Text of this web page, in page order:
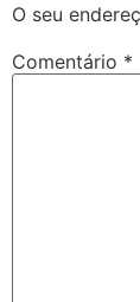
O seu
Comentário *